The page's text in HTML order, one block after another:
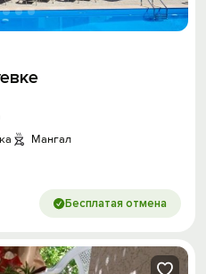
Мангал
Бесплатая отмена